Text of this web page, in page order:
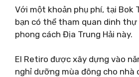
Với một khoản phụ phí, tại Bok
bạn có thể tham quan dinh thự
phong cách Địa Trung Hải này.
El Retiro được xây dựng vào
nghỉ dưỡng mùa đông cho nhà